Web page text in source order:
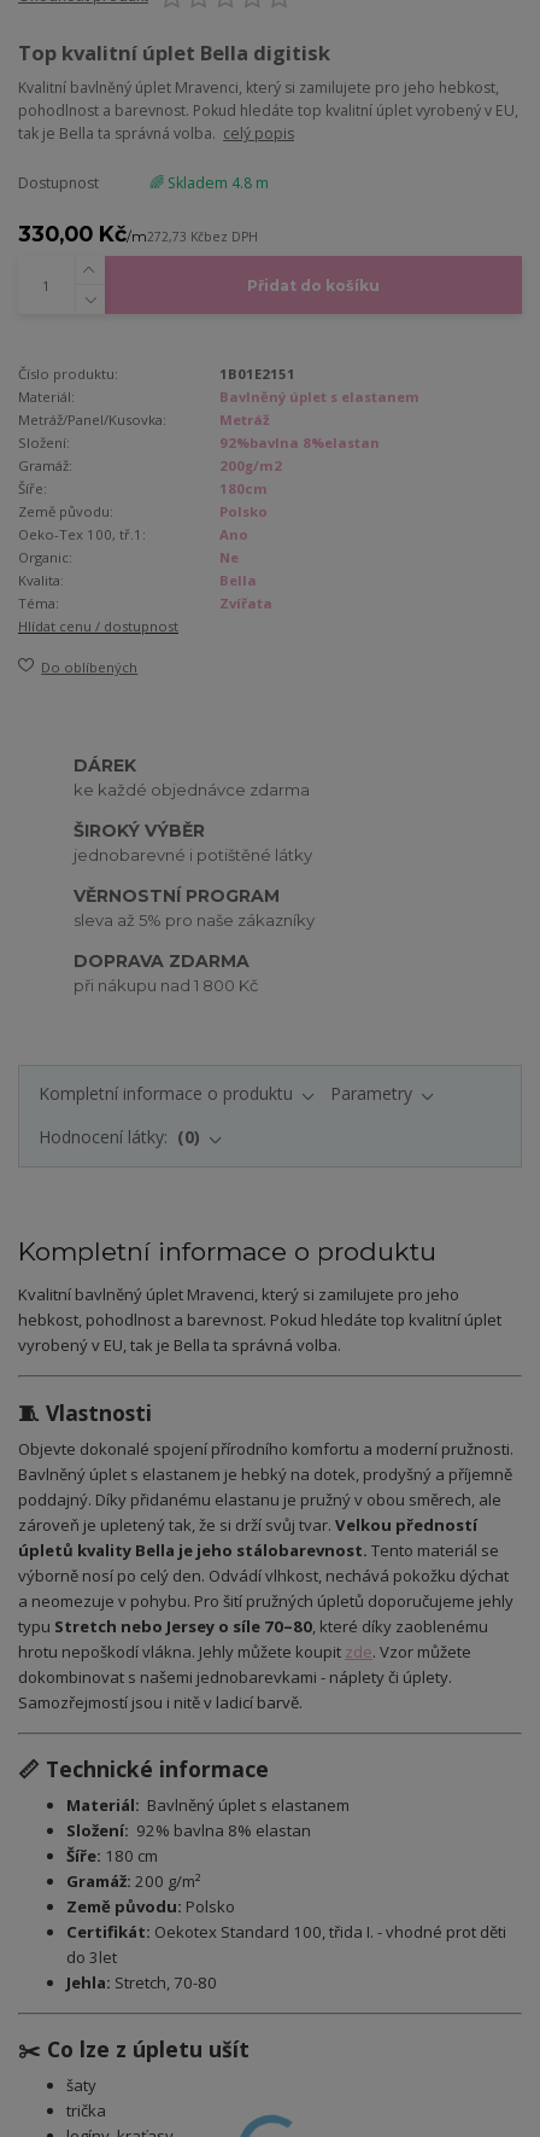
Top kvalitní úplet Bella digitisk
Kvalitní bavlněný úplet Mravenci, který si zamilujete pro jeho hebkost,
pohodlnost a barevnost. Pokud hledáte top kvalitní úplet vyrobený v EU,
tak je Bella ta správná volba. celý popis
Dostupnost 🌈 Skladem 4.8 m
330,00 Kč/m272,73 Kčbez DPH
Přidat do košíku
Číslo produktu:
1B01E2151
Materiál:
Bavlněný úplet s elastanem
Metráž/Panel/Kusovka:
Metráž
Složení:
92%bavlna 8%elastan
Gramáž:
200g/m2
Šíře:
180cm
Země původu:
Polsko
Oeko-Tex 100, tř.1:
Ano
Organic:
Ne
Kvalita:
Bella
Téma:
Zvířata
Hlídat cenu / dostupnost
Do oblíbených
DÁREK
ke každé objednávce zdarma
ŠIROKÝ VÝBĚR
jednobarevné i potištěné látky
VĚRNOSTNÍ PROGRAM
sleva až 5% pro naše zákazníky
DOPRAVA ZDARMA
při nákupu nad 1 800 Kč
Kompletní informace o produktu
Parametry
Hodnocení látky:
0
Kompletní informace o produktu
Kvalitní bavlněný úplet Mravenci, který si zamilujete pro jeho
hebkost, pohodlnost a barevnost. Pokud hledáte top kvalitní úplet
vyrobený v EU, tak je Bella ta správná volba.
🧵 Vlastnosti
Objevte dokonalé spojení přírodního komfortu a moderní pružnosti.
Bavlněný úplet s elastanem je hebký na dotek, prodyšný a příjemně
poddajný. Díky přidanému elastanu je pružný v obou směrech, ale
zároveň je upletený tak, že si drží svůj tvar. Velkou předností
úpletů kvality Bella je jeho stálobarevnost. Tento materiál se
výborně nosí po celý den. Odvádí vlhkost, nechává pokožku dýchat
a neomezuje v pohybu. Pro šití pružných úpletů doporučujeme jehly
typu Stretch nebo Jersey o síle 70–80 , které díky zaoblenému
hrotu nepoškodí vlákna. Jehly můžete koupit zde. Vzor můžete
dokombinovat s našemi jednobarevkami - náplety či úplety.
Samozřejmostí jsou i nitě v ladicí barvě.
📏 Technické informace
Materiál: Bavlněný úplet s elastanem
Složení: 92% bavlna 8% elastan
Šíře: 180 cm
Gramáž: 200 g/m²
Země původu: Polsko
Certifikát: Oekotex Standard 100, třida I. - vhodné prot děti
do 3let
Jehla: Stretch, 70-80
✂️ Co lze z úpletu ušít
šaty
trička